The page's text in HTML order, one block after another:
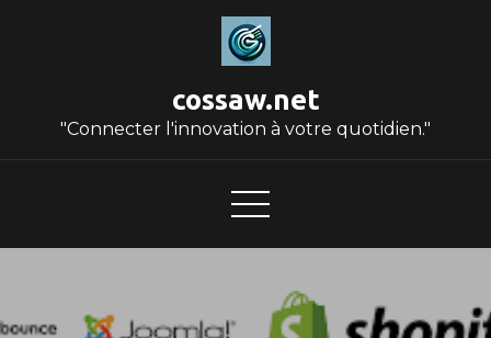
cossaw.net
"Connecter l'innovation à votre quotidien."